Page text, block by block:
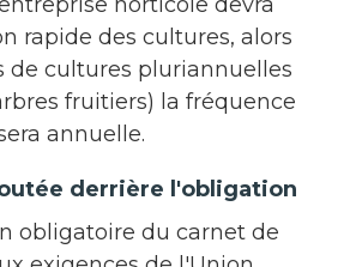
rapide des cultures, alors
de cultures pluriannuelles
fruitiers) la fréquence
annuelle.
derrière l'obligation
obligatoire du carnet de